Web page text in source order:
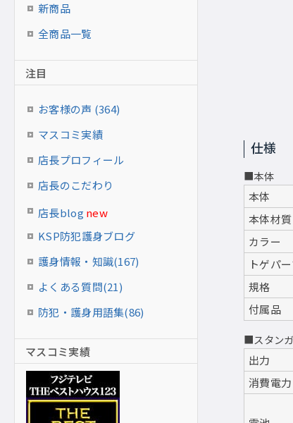
仕様
■本体
本体
本体材質
カラー
トゲパ
規格
付属品
■スタン
出力
消費電力
新商品
全商品一覧
注目
お客様の声 (364)
マスコミ実績
店長プロフィール
店長のこだわり
店長blog new
KSP防犯護身ブログ
護身情報・知識(167)
よくある質問(21)
防犯・護身用語集(86)
マスコミ実績